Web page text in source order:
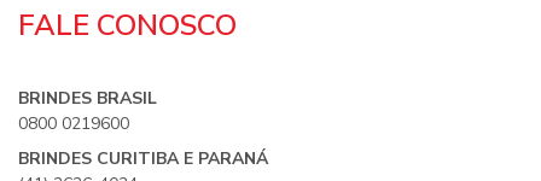
FALE CONOSCO
BRINDES BRASIL
0800 0219600
BRINDES CURITIBA E PARANÁ